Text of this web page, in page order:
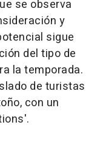
se observa
y
sigue
del tipo de
la temporada.
de turistas
con un